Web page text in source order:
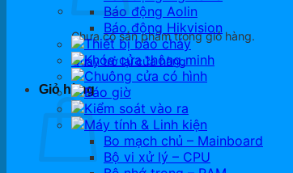
Chưa có sản phẩm trong giỏ hàng.
Quay trở lại cửa hàng
Giỏ hàng
Báo động Aolin
Báo động Hikvision
Thiết bị báo cháy
Khóa cửa thông minh
Chuông cửa có hình
Báo giờ
Kiểm soát vào ra
Máy tính & Linh kiện
Bo mạch chủ – Mainboard
Bộ vi xử lý – CPU